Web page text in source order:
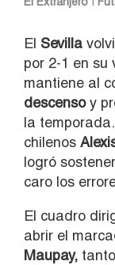
El Sevilla
por 2-1 en su
mantiene al
descensoy
la
chilenos
logró
caro los
El cuadro
abrir el
Maupay,